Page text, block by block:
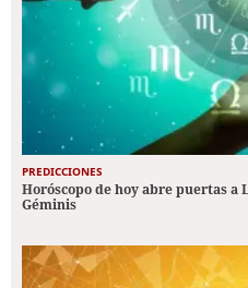
PREDICCIONES
Horóscopo de hoy abre puertas a
Géminis